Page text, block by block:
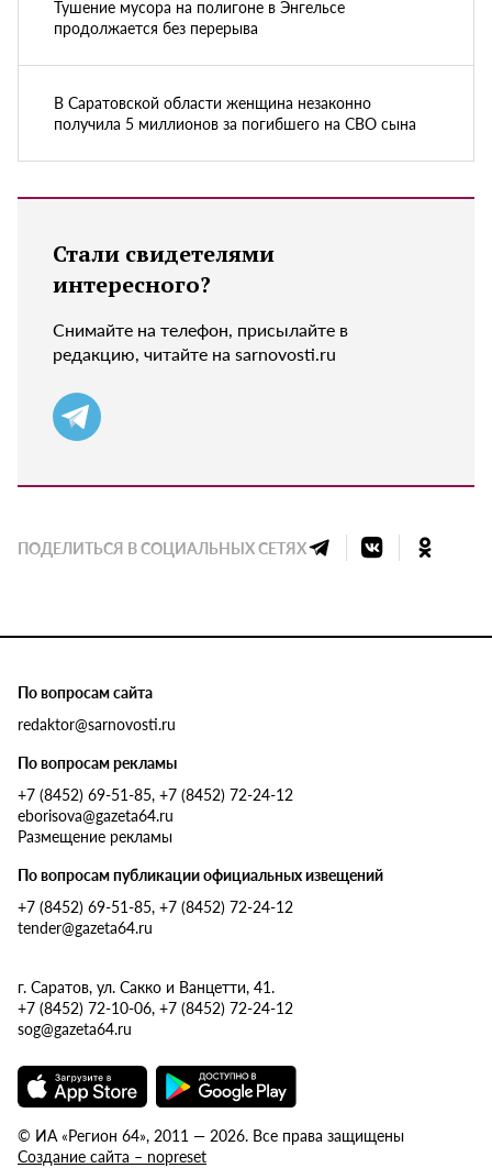
Тушение мусора на полигоне в Энгельсе
продолжается без перерыва
В Саратовской области женщина незаконно
получила 5 миллионов за погибшего на СВО сына
Стали свидетелями
интересного?
Снимайте на телефон, присылайте в
редакцию, читайте на sarnovosti.ru
ПОДЕЛИТЬСЯ В СОЦИАЛЬНЫХ СЕТЯХ
По вопросам сайта
redaktor@sarnovosti.ru
По вопросам рекламы
+7 (8452) 69-51-85, +7 (8452) 72-24-12
eborisova@gazeta64.ru
Размещение рекламы
По вопросам публикации официальных извещений
+7 (8452) 69-51-85, +7 (8452) 72-24-12
tender@gazeta64.ru
г. Саратов, ул. Сакко и Ванцетти, 41.
+7 (8452) 72-10-06, +7 (8452) 72-24-12
sog@gazeta64.ru
© ИА «Регион 64», 2011 — 2026. Все права защищены
Создание сайта – nopreset